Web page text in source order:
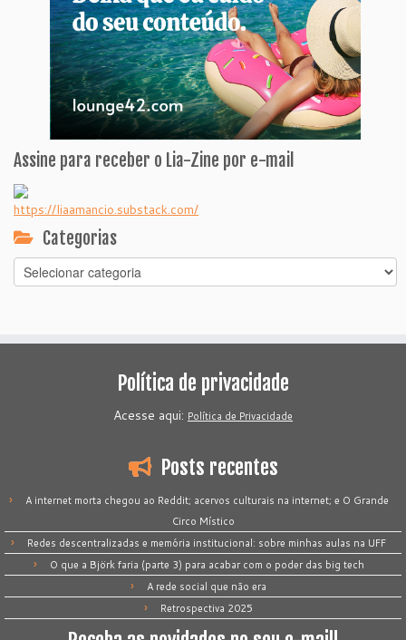
Assine para receber o Lia-Zine por e-mail
https://liaamancio.substack.com/
Categorias
Categorias
Política de privacidade
Acesse aqui: Política de Privacidade
Posts recentes
A internet morta chegou ao Reddit; acervos culturais na internet; e O Grande
Circo Místico
Redes descentralizadas e memória institucional: sobre minhas aulas na UFF
O que a Björk faria (parte 3) para acabar com o poder das big tech
A rede social que não era
Retrospectiva 2025